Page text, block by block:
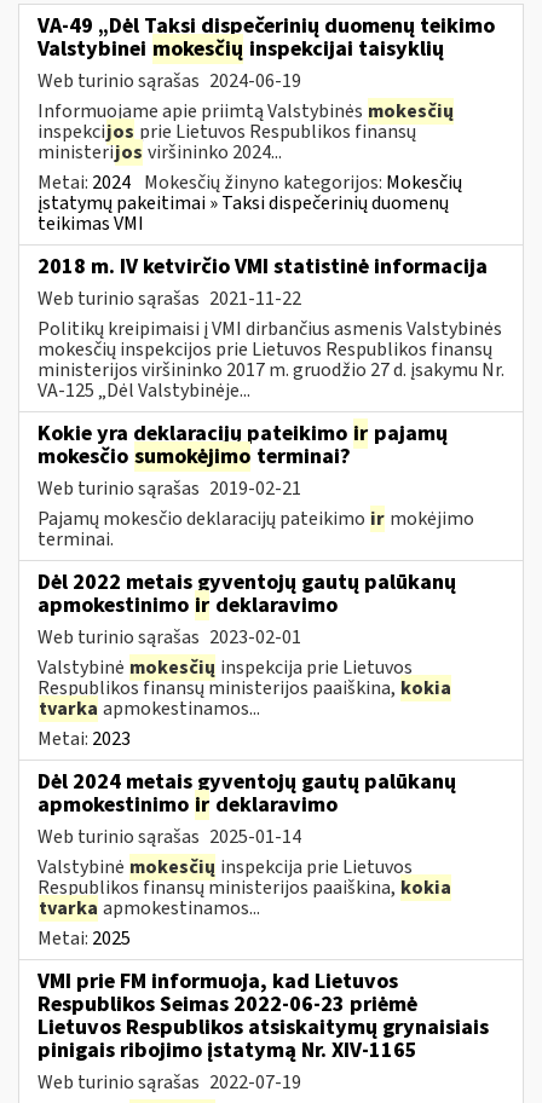
VA-49 „Dėl Taksi dispečerinių duomenų teikimo
Valstybinei mokesčių inspekcijai taisyklių
Web turinio sąrašas 2024-06-19
Informuojame apie priimtą Valstybinės mokesčių
inspekcijos prie Lietuvos Respublikos finansų
ministerijos viršininko 2024...
Metai: 2024 Mokesčių žinyno kategorijos: Mokesčių
įstatymų pakeitimai » Taksi dispečerinių duomenų
teikimas VMI
2018 m. IV ketvirčio VMI statistinė informacija
Web turinio sąrašas 2021-11-22
Politikų kreipimaisi į VMI dirbančius asmenis Valstybinės
mokesčių inspekcijos prie Lietuvos Respublikos finansų
ministerijos viršininko 2017 m. gruodžio 27 d. įsakymu Nr.
VA-125 „Dėl Valstybinėje...
Kokie yra deklaracijų pateikimo ir pajamų
mokesčio sumokėjimo terminai?
Web turinio sąrašas 2019-02-21
Pajamų mokesčio deklaracijų pateikimo ir mokėjimo
terminai.
Dėl 2022 metais gyventojų gautų palūkanų
apmokestinimo ir deklaravimo
Web turinio sąrašas 2023-02-01
Valstybinė mokesčių inspekcija prie Lietuvos
Respublikos finansų ministerijos paaiškina, kokia
tvarka apmokestinamos...
Metai: 2023
Dėl 2024 metais gyventojų gautų palūkanų
apmokestinimo ir deklaravimo
Web turinio sąrašas 2025-01-14
Valstybinė mokesčių inspekcija prie Lietuvos
Respublikos finansų ministerijos paaiškina, kokia
tvarka apmokestinamos...
Metai: 2025
VMI prie FM informuoja, kad Lietuvos
Respublikos Seimas 2022-06-23 priėmė
Lietuvos Respublikos atsiskaitymų grynaisiais
pinigais ribojimo įstatymą Nr. XIV-1165
Web turinio sąrašas 2022-07-19